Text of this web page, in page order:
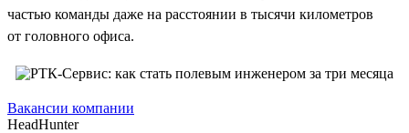
частью команды даже на расстоянии в тысячи километров
от головного офиса.
Вакансии компании
HeadHunter